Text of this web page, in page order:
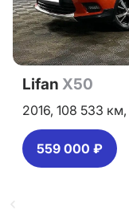
Lifan X50
2016, 108 533 км,
559 000 ₽